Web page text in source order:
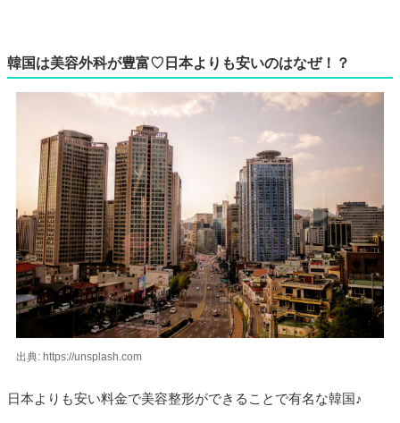
韓国は美容外科が豊富♡日本よりも安いのはなぜ！？
出典: https://unsplash.com
日本よりも安い料金で美容整形ができることで有名な韓国♪